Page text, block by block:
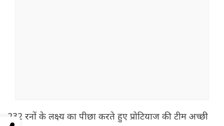
232 रनों के लक्ष्य का पीछा करते हुए प्रोटियाज की टीम अच्छी